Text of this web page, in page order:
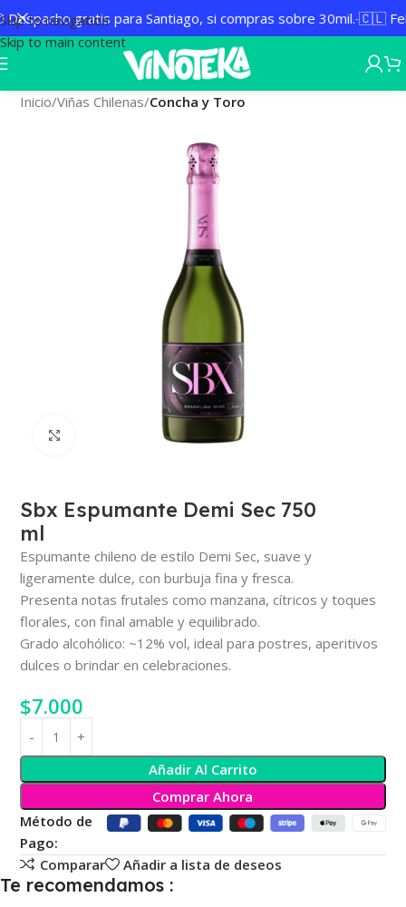
Skip to navigation
Skip to main content
gratis para Santiago, si compras sobre 30mil. 🇨🇱
Inicio Viñas Chilenas Concha y Toro
Haga Click para agrandar
Sbx Espumante Demi Sec 750
ml
Espumante chileno de estilo Demi Sec, suave y
ligeramente dulce, con burbuja fina y fresca.
Presenta notas frutales como manzana, cítricos y toques
florales, con final amable y equilibrado.
Grado alcohólico: ~12% vol, ideal para postres, aperitivos
dulces o brindar en celebraciones.
$7.000
Añadir Al Carrito
Comprar Ahora
Método de
Pago:
Comparar
Añadir a lista de deseos
Te recomendamos :